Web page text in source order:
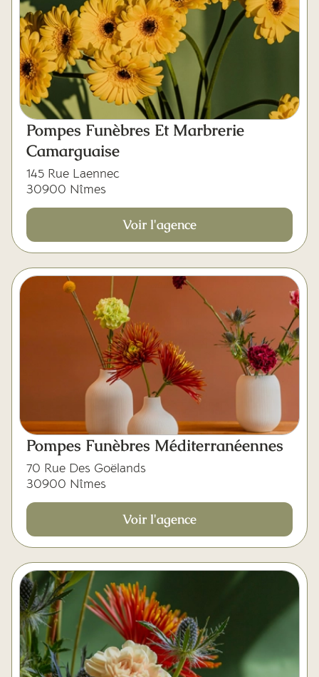
Pompes Funèbres Et Marbrerie
Camarguaise
145 Rue Laennec
30900 Nîmes
Voir l'agence
Pompes Funèbres Méditerranéennes
70 Rue Des Goëlands
30900 Nîmes
Voir l'agence